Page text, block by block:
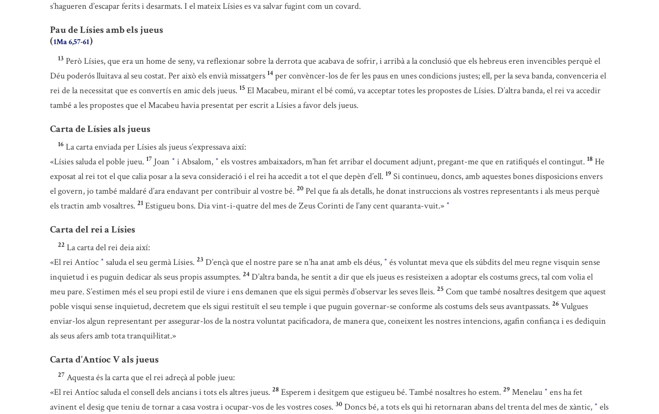
s’hagueren d’escapar ferits i desarmats. I el mateix Lísies es va salvar fugint com un covard.
Pau de Lísies amb els jueus
(1Ma 6,57-61)
13 Però Lísies, que era un home de seny, va reflexionar sobre la derrota que acabava de sofrir, i arribà a la conclusió que els hebreus eren invencibles perquè el
Déu poderós lluitava al seu costat. Per això els envià missatgers 14 per convèncer-los de fer les paus en unes condicions justes; ell, per la seva banda, convenceria el
rei de la necessitat que es convertís en amic dels jueus. 15 El Macabeu, mirant el bé comú, va acceptar totes les propostes de Lísies. D’altra banda, el rei va accedir
també a les propostes que el Macabeu havia presentat per escrit a Lísies a favor dels jueus.
Carta de Lísies als jueus
16 La carta enviada per Lísies als jueus s’expressava així:
«Lísies saluda el poble jueu. 17 Joan * i Absalom, * els vostres ambaixadors, m’han fet arribar el document adjunt, pregant-me que en ratifiqués el contingut. 18 He
exposat al rei tot el que calia posar a la seva consideració i el rei ha accedit a tot el que depèn d’ell. 19 Si continueu, doncs, amb aquestes bones disposicions envers
el govern, jo també maldaré d’ara endavant per contribuir al vostre bé. 20 Pel que fa als detalls, he donat instruccions als vostres representants i als meus perquè
els tractin amb vosaltres. 21 Estigueu bons. Dia vint-i-quatre del mes de Zeus Corinti de l’any cent quaranta-vuit.» *
Carta del rei a Lísies
22 La carta del rei deia així:
«El rei Antíoc * saluda el seu germà Lísies. 23 D’ençà que el nostre pare se n’ha anat amb els déus, * és voluntat meva que els súbdits del meu regne visquin sense
inquietud i es puguin dedicar als seus propis assumptes. 24 D’altra banda, he sentit a dir que els jueus es resisteixen a adoptar els costums grecs, tal com volia el
meu pare. S’estimen més el seu propi estil de viure i ens demanen que els sigui permès d’observar les seves lleis. 25 Com que també nosaltres desitgem que aquest
poble visqui sense inquietud, decretem que els sigui restituït el seu temple i que puguin governar-se conforme als costums dels seus avantpassats. 26 Vulgues
enviar-los algun representant per assegurar-los de la nostra voluntat pacificadora, de manera que, coneixent les nostres intencions, agafin confiança i es dediquin
als seus afers amb tota tranquil·litat.»
Carta d’Antíoc V als jueus
27 Aquesta és la carta que el rei adreçà al poble jueu:
«El rei Antíoc saluda el consell dels ancians i tots els altres jueus. 28 Esperem i desitgem que estigueu bé. També nosaltres ho estem. 29 Menelau * ens ha fet
avinent el desig que teniu de tornar a casa vostra i ocupar-vos de les vostres coses. 30 Doncs bé, a tots els qui hi retornaran abans del trenta del mes de xàntic, * els